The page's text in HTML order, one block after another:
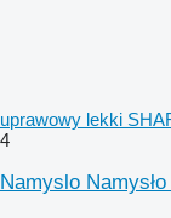
uprawowy lekki
4
Namyslo